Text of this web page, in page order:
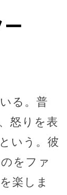
ー
る。普
怒りを表
いう。彼
をファ
楽しま